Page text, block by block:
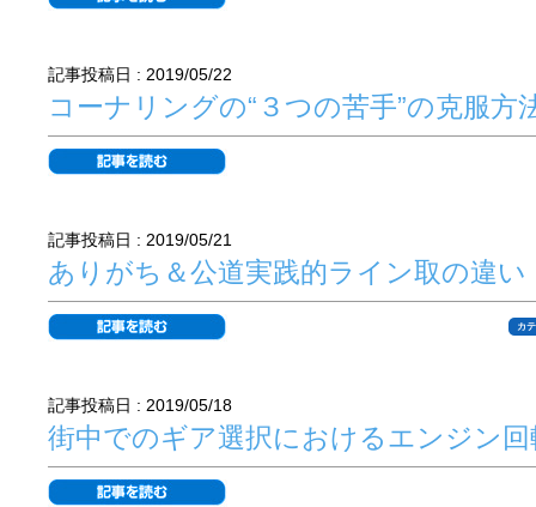
記事投稿日 : 2019/05/22
コーナリングの“３つの苦手”の克服方
記事投稿日 : 2019/05/21
ありがち＆公道実践的ライン取の違い
カ
記事投稿日 : 2019/05/18
街中でのギア選択におけるエンジン